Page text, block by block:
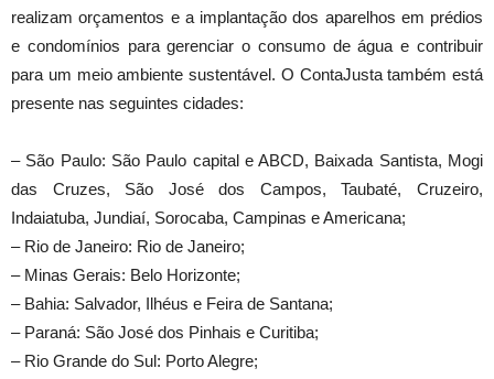
realizam orçamentos e a implantação dos aparelhos em prédios
e condomínios para gerenciar o consumo de água e contribuir
para um meio ambiente sustentável. O ContaJusta também está
presente nas seguintes cidades:
– São Paulo: São Paulo capital e ABCD, Baixada Santista, Mogi
das Cruzes, São José dos Campos, Taubaté, Cruzeiro,
Indaiatuba, Jundiaí, Sorocaba, Campinas e Americana;
– Rio de Janeiro: Rio de Janeiro;
– Minas Gerais: Belo Horizonte;
– Bahia: Salvador, Ilhéus e Feira de Santana;
– Paraná: São José dos Pinhais e Curitiba;
– Rio Grande do Sul: Porto Alegre;